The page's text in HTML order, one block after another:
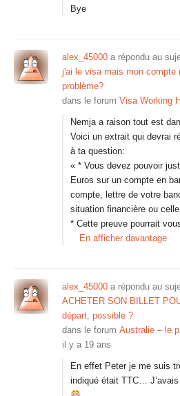
Bye
alex_45000 a répondu au
j'ai le visa mais mon compte
problème?
dans le forum Visa Working
Nemja a raison tout est
Voici un extrait qui devrai
à ta question:
« * Vous devez pouvoir
Euros sur un compte en
compte, lettre de votre
situation financière ou
* Cette preuve pourrait
En afficher davantage
alex_45000 a répondu au
ACHETER SON BILLET
départ, possible ?
dans le forum Australie – le
il y a 19 ans
En effet Peter je me suis
indiqué était TTC…